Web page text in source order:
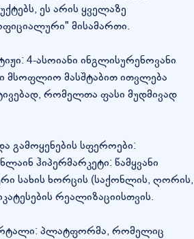
ეს არის ყველაზე
მისამართი.
4-ასოიანი ინგლისურენოვანი
მსოფლიო მასშტაბით ითვლება
რომელთა ფასი მუდმივად
გამოყენების სფეროები:
ჰიპერმარკეტი: წამყვანი
სახის ხორცის (საქონლის, ღორის,
რეალიზაციისთვის.
პლატფორმა, რომელიც